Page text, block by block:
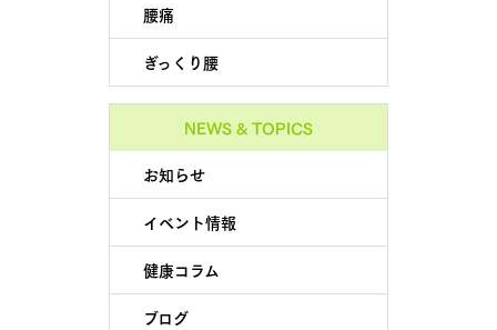
腰痛
ぎっくり腰
NEWS & TOPICS
お知らせ
イベント情報
健康コラム
ブログ